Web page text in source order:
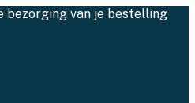
bezorging van je bestelling